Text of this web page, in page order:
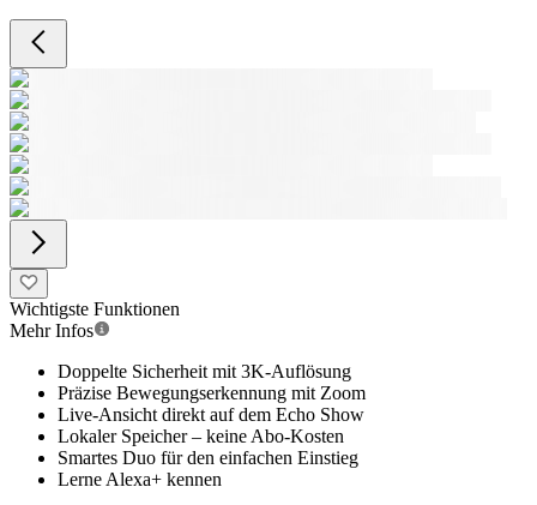
Wichtigste Funktionen
Mehr Infos
Doppelte Sicherheit mit 3K-Auflösung
Präzise Bewegungserkennung mit Zoom
Live-Ansicht direkt auf dem Echo Show
Lokaler Speicher – keine Abo-Kosten
Smartes Duo für den einfachen Einstieg
Lerne Alexa+ kennen